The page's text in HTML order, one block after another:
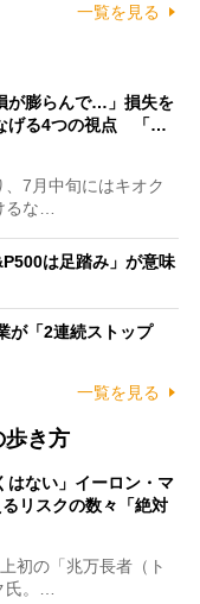
一覧を見る
が膨らんで…」損失を
げる4つの視点 「…
7月中旬にはキオク
るな…
は足踏み」が意味
が「2連続ストップ
一覧を見る
歩き方
はない」イーロン・マ
リスクの数々「絶対
初の「兆万長者（ト
氏。…